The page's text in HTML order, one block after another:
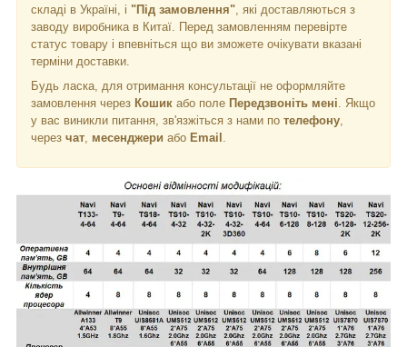
складі в Україні, і "Під замовлення" , які доставляються з
заводу виробника в Китаї. Перед замовленням перевірте
статус товару і впевніться що ви зможете очікувати вказані
терміни доставки.
Будь ласка, для отримання консультації не оформляйте
замовлення через Кошик або поле Передзвоніть мені . Якщо
у вас виникли питання, зв'язжіться з нами по телефону
через чат месенджери або Email